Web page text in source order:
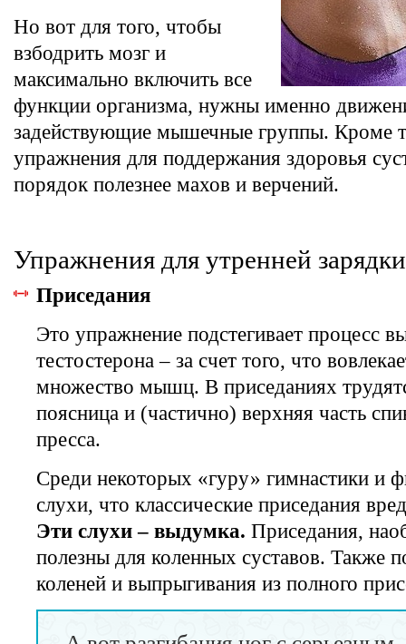
Но вот для того, чтобы
взбодрить мозг и
максимально включить все
функции организма, нужны именно
задействующие мышечные группы. Кроме
упражнения для поддержания здоровья
порядок полезнее махов и верчений.
Упражнения для утренней
Приседания
Это упражнение подстегивает процесс
тестостерона – за счет того, что
множество мышц. В приседаниях
поясница и (частично) верхняя часть
пресса.
Среди некоторых «гуру» гимнастики и
слухи, что классические приседания
Эти слухи – выдумка. Приседания,
полезны для коленных суставов. Также
коленей и выпрыгивания из полного